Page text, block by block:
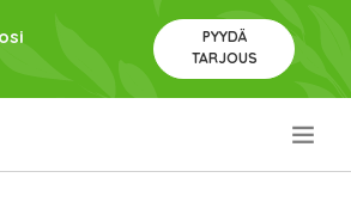
PYYDÄ
TARJOUS